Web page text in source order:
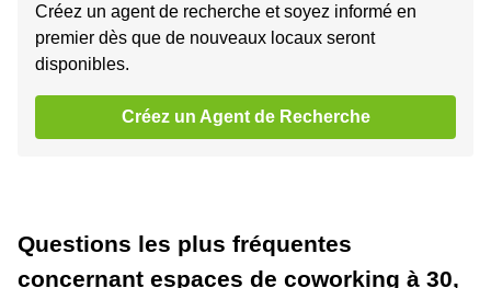
Créez un agent de recherche et soyez informé en
premier dès que de nouveaux locaux seront
disponibles.
Créez un Agent de Recherche
Questions les plus fréquentes
concernant espaces de coworking à 30,